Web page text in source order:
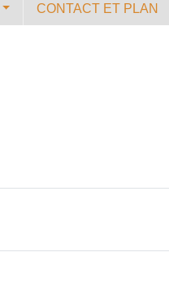
CONTACT ET PLAN